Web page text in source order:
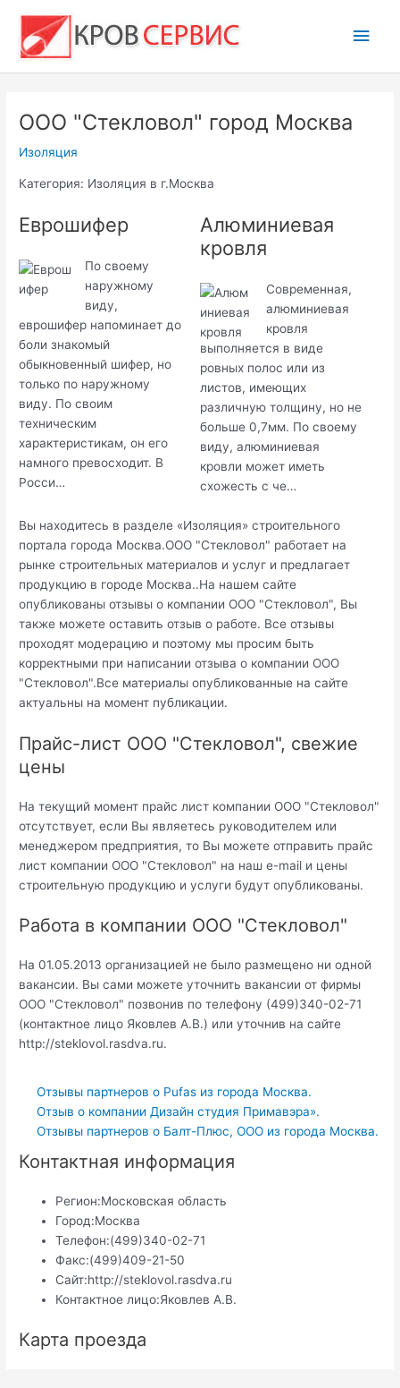
содержимому
ООО "Стекловол" город Москва
Изоляция
Категория: Изоляция в г.Москва
Еврошифер
По своему
наружному
виду,
еврошифер напоминает до
боли знакомый
обыкновенный шифер, но
только по наружному
виду. По своим
техническим
характеристикам, он его
намного превосходит. В
Росси…
Алюминиевая
кровля
Современная,
алюминиевая
кровля
выполняется в виде
ровных полос или из
листов, имеющих
различную толщину, но не
больше 0,7мм. По своему
виду, алюминиевая
кровли может иметь
схожесть с че…
Вы находитесь в разделе «Изоляция» строительного
портала города Москва.ООО "Стекловол" работает на
рынке строительных материалов и услуг и предлагает
продукцию в городе Москва..На нашем сайте
опубликованы отзывы о компании ООО "Стекловол", Вы
также можете оставить отзыв о работе. Все отзывы
проходят модерацию и поэтому мы просим быть
корректными при написании отзыва о компании ООО
"Стекловол".Все материалы опубликованные на сайте
актуальны на момент публикации.
Прайс-лист ООО "Стекловол", свежие
цены
На текущий момент прайс лист компании ООО "Стекловол"
отсутствует, если Вы являетесь руководителем или
менеджером предприятия, то Вы можете отправить прайс
лист компании ООО "Стекловол" на наш e-mail и цены
строительную продукцию и услуги будут опубликованы.
Работа в компании ООО "Стекловол"
На 01.05.2013 организацией не было размещено ни одной
вакансии. Вы сами можете уточнить вакансии от фирмы
ООО "Стекловол" позвонив по телефону (499)340-02-71
(контактное лицо Яковлев А.В.) или уточнив на сайте
http://steklovol.rasdva.ru.
Отзывы партнеров о Pufas из города Москва.
Отзыв о компании Дизайн студия Примавэра».
Отзывы партнеров о Балт-Плюс, ООО из города Москва.
Контактная информация
Регион:Московская область
Город:Москва
Телефон:(499)340-02-71
Факс:(499)409-21-50
Сайт:http://steklovol.rasdva.ru
Контактное лицо:Яковлев А.В.
Карта проезда